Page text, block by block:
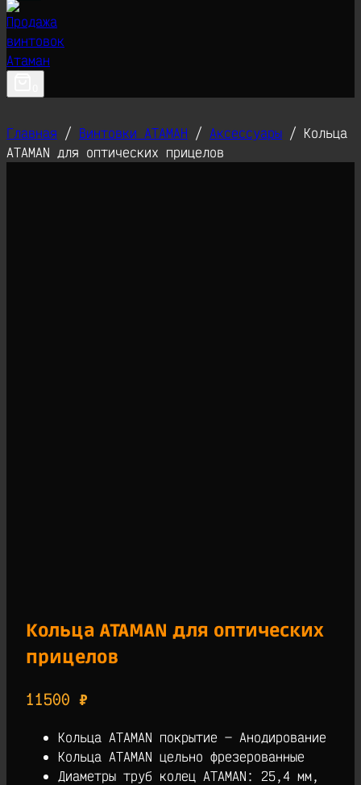
Главная / Винтовки АТАМАН / Аксессуары / Кольца
ATAMAN для оптических прицелов
Кольца ATAMAN для оптических
прицелов
11500 ₽
Кольца ATAMAN покрытие — Анодирование
Кольца ATAMAN цельно фрезерованные
Диаметры труб колец ATAMAN: 25,4 мм,